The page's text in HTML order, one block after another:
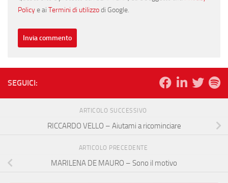
Policye ai Termini di utilizzodi Google.
SEGUICI:
ARTICOLO SUCCESSIVO
RICCARDO VELLO – Aiutami a ricominciare
ARTICOLO PRECEDENTE
MARILENA DE MAURO – Sono il motivo